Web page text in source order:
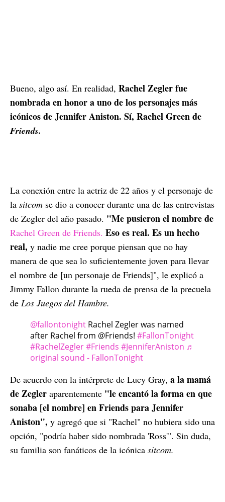
Bueno, algo así. En realidad, Rachel Zegler fue
nombrada en honor a uno de los personajes más
icónicos de Jennifer Aniston. Sí, Rachel Green de
Friends.
La conexión entre la actriz de 22 años y el personaje de
la sitcom se dio a conocer durante una de las entrevistas
de Zegler del año pasado. "Me pusieron el nombre de
Rachel Green de Friends. Eso es real. Es un hecho
real, y nadie me cree porque piensan que no hay
manera de que sea lo suficientemente joven para llevar
el nombre de [un personaje de Friends]", le explicó a
Jimmy Fallon durante la rueda de prensa de la precuela
de Los Juegos del Hambre.
@fallontonight Rachel Zegler was named
after Rachel from @Friends! #FallonTonight
#RachelZegler#Friends #JenniferAniston ♬
original sound - FallonTonight
De acuerdo con la intérprete de Lucy Gray, a la mamá
de Zegler aparentemente "le encantó la forma en que
sonaba [el nombre] en Friends para Jennifer
Aniston", y agregó que si "Rachel" no hubiera sido una
opción, "podría haber sido nombrada 'Ross'". Sin duda,
su familia son fanáticos de la icónica sitcom.